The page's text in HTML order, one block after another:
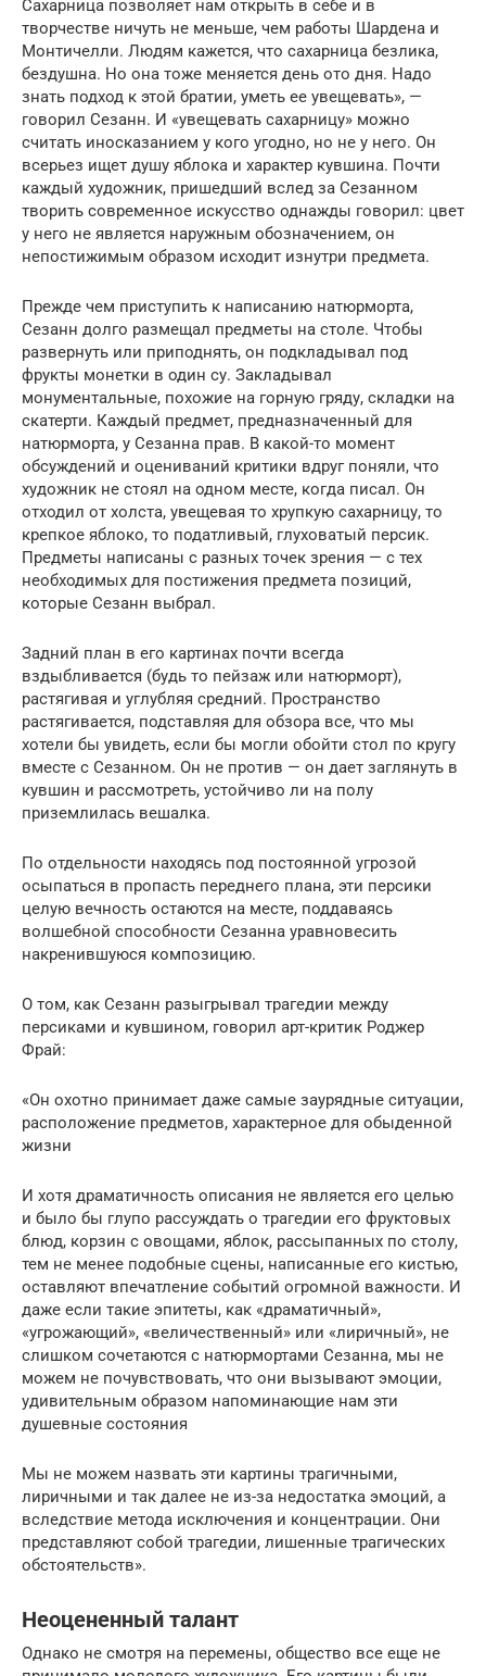
Сахарница позволяет нам открыть в себе и в
творчестве ничуть не меньше, чем работы Шардена и
Монтичелли. Людям кажется, что сахарница безлика,
бездушна. Но она тоже меняется день ото дня. Надо
знать подход к этой братии, уметь ее увещевать», —
говорил Сезанн. И «увещевать сахарницу» можно
считать иносказанием у кого угодно, но не у него. Он
всерьез ищет душу яблока и характер кувшина. Почти
каждый художник, пришедший вслед за Сезанном
творить современное искусство однажды говорил: цвет
у него не является наружным обозначением, он
непостижимым образом исходит изнутри предмета.
Прежде чем приступить к написанию натюрморта,
Сезанн долго размещал предметы на столе. Чтобы
развернуть или приподнять, он подкладывал под
фрукты монетки в один су. Закладывал
монументальные, похожие на горную гряду, складки на
скатерти. Каждый предмет, предназначенный для
натюрморта, у Сезанна прав. В какой-то момент
обсуждений и оцениваний критики вдруг поняли, что
художник не стоял на одном месте, когда писал. Он
отходил от холста, увещевая то хрупкую сахарницу, то
крепкое яблоко, то податливый, глуховатый персик.
Предметы написаны с разных точек зрения — с тех
необходимых для постижения предмета позиций,
которые Сезанн выбрал.
Задний план в его картинах почти всегда
вздыбливается (будь то пейзаж или натюрморт),
растягивая и углубляя средний. Пространство
растягивается, подставляя для обзора все, что мы
хотели бы увидеть, если бы могли обойти стол по кругу
вместе с Сезанном. Он не против — он дает заглянуть в
кувшин и рассмотреть, устойчиво ли на полу
приземлилась вешалка.
По отдельности находясь под постоянной угрозой
осыпаться в пропасть переднего плана, эти персики
целую вечность остаются на месте, поддаваясь
волшебной способности Сезанна уравновесить
накренившуюся композицию.
О том, как Сезанн разыгрывал трагедии между
персиками и кувшином, говорил арт-критик Роджер
Фрай:
«Он охотно принимает даже самые заурядные ситуации,
расположение предметов, характерное для обыденной
жизни
И хотя драматичность описания не является его целью
и было бы глупо рассуждать о трагедии его фруктовых
блюд, корзин с овощами, яблок, рассыпанных по столу,
тем не менее подобные сцены, написанные его кистью,
оставляют впечатление событий огромной важности. И
даже если такие эпитеты, как «драматичный»,
«угрожающий», «величественный» или «лиричный», не
слишком сочетаются с натюрмортами Сезанна, мы не
можем не почувствовать, что они вызывают эмоции,
удивительным образом напоминающие нам эти
душевные состояния
Мы не можем назвать эти картины трагичными,
лиричными и так далее не из-за недостатка эмоций, а
вследствие метода исключения и концентрации. Они
представляют собой трагедии, лишенные трагических
обстоятельств».
Неоцененный талант
Однако не смотря на перемены, общество все еще не